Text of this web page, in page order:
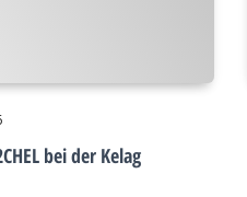
bei der Kelag